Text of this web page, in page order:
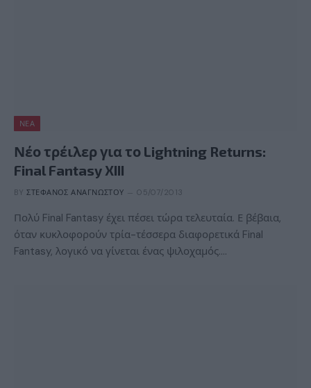
ΝΈΑ
Νέο τρέιλερ για το Lightning Returns:
Final Fantasy XIII
BY ΣΤΈΦΑΝΟΣ ΑΝΑΓΝΏΣΤΟΥ 05/07/2013
Πολύ Final Fantasy έχει πέσει τώρα τελευταία. Ε βέβαια,
όταν κυκλοφορούν τρία-τέσσερα διαφορετικά Final
Fantasy, λογικό να γίνεται ένας ψιλοχαμός.…